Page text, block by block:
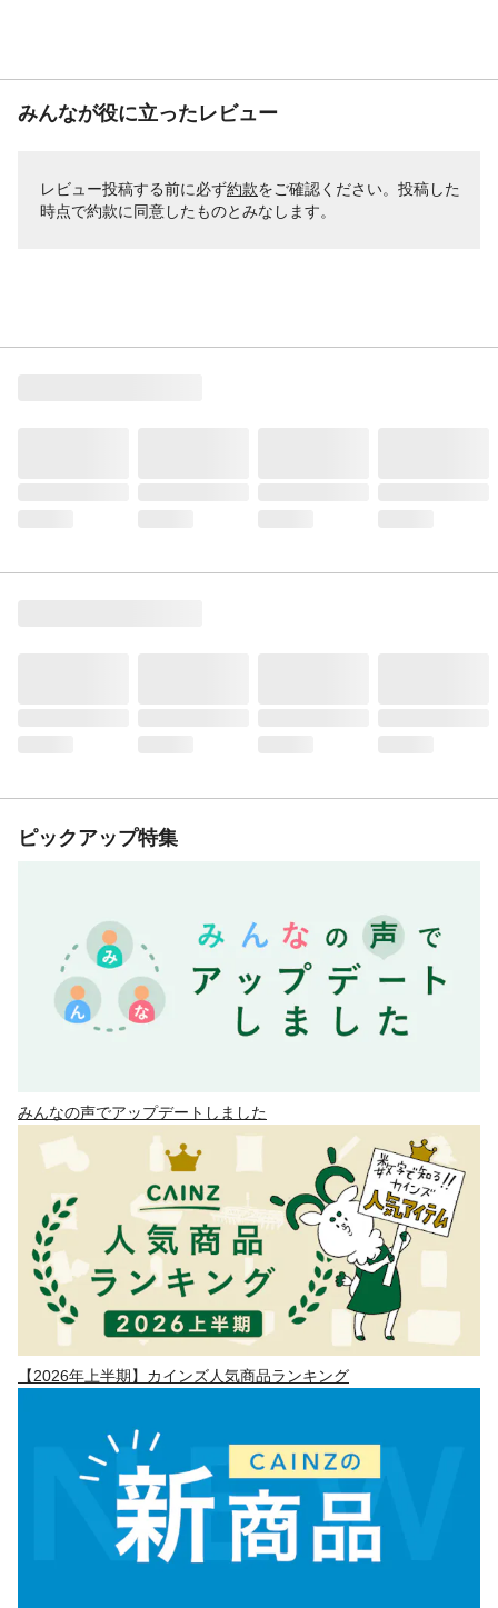
みんなが役に立ったレビュー
レビュー投稿する前に必ず約款をご確認ください。投稿した
時点で約款に同意したものとみなします。
ピックアップ特集
みんなの声でアップデートしました
【2026年上半期】カインズ人気商品ランキング